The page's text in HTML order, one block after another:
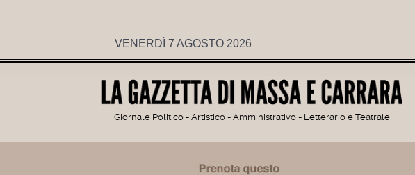
VENERDÌ 7 AGOSTO 2026
Giornale Politico - Artistico - Amministrativo - Letterario e Teatrale